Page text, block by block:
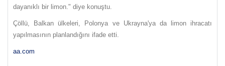
dayanıklı bir limon." diye konuştu.
Çöllü, Balkan ülkeleri, Polonya ve Ukrayna'ya da limon ihracatı
yapılmasının planlandığını ifade etti.
aa.com